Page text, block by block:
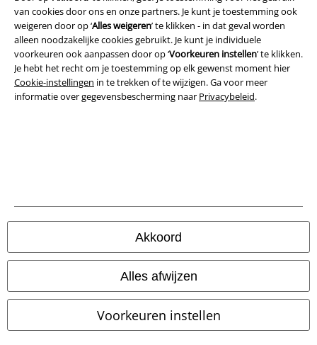
van cookies door ons en onze partners. Je kunt je toestemming ook
weigeren door op ‘Alles weigeren’ te klikken - in dat geval worden
alleen noodzakelijke cookies gebruikt. Je kunt je individuele
voorkeuren ook aanpassen door op ‘Voorkeuren instellen’ te klikken.
Je hebt het recht om je toestemming op elk gewenst moment hier
Cookie-instellingen in te trekken of te wijzigen. Ga voor meer
informatie over gegevensbescherming naar Privacybeleid.
Akkoord
Alles afwijzen
Voorkeuren instellen
Algemene Voorwaarden
Bedrijfsgegevens
Privacyverklaring
Verklaring van conformiteit
© 1986-2026 Large Popmerchandising BV
Onze online shops